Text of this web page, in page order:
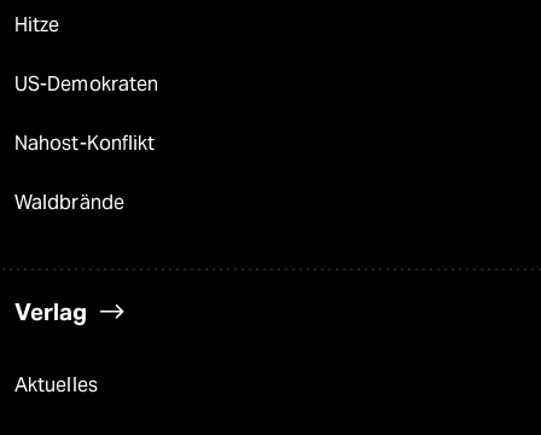
Hitze
US-Demokraten
Nahost-Konflikt
Waldbrände
Verlag
Aktuelles